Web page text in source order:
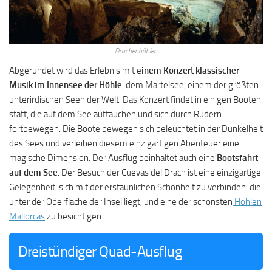
Drachenhöhlen
Abgerundet wird das Erlebnis mit einem Konzert klassischer
Musik im Innensee der Höhle , dem Martelsee, einem der größten
unterirdischen Seen der Welt. Das Konzert findet in einigen Booten
statt, die auf dem See auftauchen und sich durch Rudern
fortbewegen. Die Boote bewegen sich beleuchtet in der Dunkelheit
des Sees und verleihen diesem einzigartigen Abenteuer eine
magische Dimension. Der Ausflug beinhaltet auch eine Bootsfahrt
auf dem See . Der Besuch der Cuevas del Drach ist eine einzigartige
Gelegenheit, sich mit der erstaunlichen Schönheit zu verbinden, die
unter der Oberfläche der Insel liegt, und eine der schönsten Höhlen
Mallorcaszu besichtigen.
Dreistündiger Quad-Ausflug